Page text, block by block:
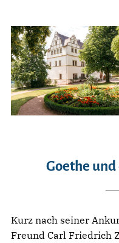
Goethe
Kurz nach seiner
Freund Carl Friedrich